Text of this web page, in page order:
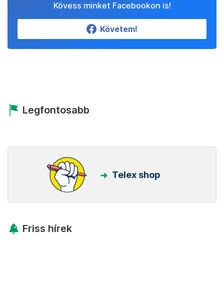
Kövess minket Facebookon is!
Követem!
Legfontosabb
Telex shop
Friss hírek